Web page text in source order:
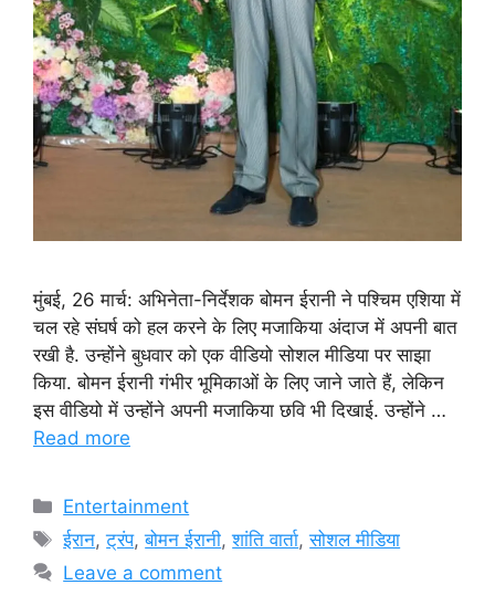
मुंबई, 26 मार्च: अभिनेता-निर्देशक बोमन ईरानी ने पश्चिम एशिया में
चल रहे संघर्ष को हल करने के लिए मजाकिया अंदाज में अपनी बात
रखी है. उन्होंने बुधवार को एक वीडियो सोशल मीडिया पर साझा
किया. बोमन ईरानी गंभीर भूमिकाओं के लिए जाने जाते हैं, लेकिन
इस वीडियो में उन्होंने अपनी मजाकिया छवि भी दिखाई. उन्होंने …
Read more
Categories
Entertainment
Tags
ईरान,ट्रंप,बोमन ईरानी,शांति वार्ता,सोशल मीडिया
Leave a comment